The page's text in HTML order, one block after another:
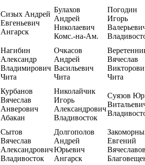
Сизых Андрей
Евгеньевич
Ангарск
Булахов
Андрей
Николаевич
Комс.-на-Ам.
Погодин
Игорь
Нагибин
Александр
Владимирович
Чита
Очкасов
Андрей
Васильевич
Чита
Вячеслав
Чита
Курбанов
Вячеслав
Анверович
Абакан
Николайчик
Игорь
Александрович
Владивосток
Суязов
Сытов
Вячеслав
Александрович
Владивосток
Долгополов
Андрей
Юрьевич
Ангарск
Евгений